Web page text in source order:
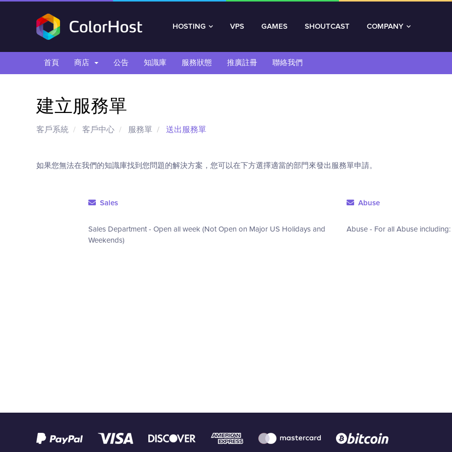
HOSTING VPS GAMES SHOUTCAST COMPANY
首頁 商店 公告 知識庫 服務狀態 推廣註冊 聯絡我們
建立服務單
客戶系統 客戶中心 服務單 送出服務單
如果您無法在我們的知識庫找到您問題的解決方案，您可以在下方選擇適當的部門來發出服務單申請。
Sales
Sales Department - Open all week (Not Open on Major US Holidays and
Weekends)
Abuse
Abuse - For all Abuse